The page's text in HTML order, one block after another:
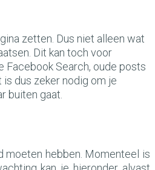
zetten. Dus niet alleen wat
Dit kan toch voor
Facebook Search, oude posts
dus zeker nodig om je
buiten gaat.
moeten hebben. Momenteel is